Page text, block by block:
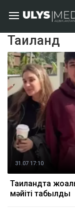
Таиланд
31.07 17:10
Таиландта
мәйіті табылды